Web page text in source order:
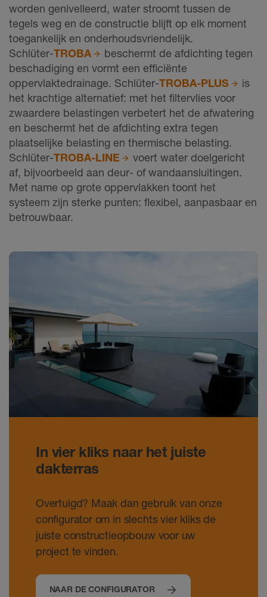
worden genivelleerd, water stroomt tussen de
tegels weg en de constructie blijft op elk moment
toegankelijk en onderhoudsvriendelijk.
Schlüter‑TROBA
beschermt de afdichting tegen
beschadiging en vormt een efficiënte
oppervlaktedrainage. Schlüter‑TROBA‑PLUS
is
het krachtige alternatief: met het filtervlies voor
zwaardere belastingen verbetert het de afwatering
en beschermt het de afdichting extra tegen
plaatselijke belasting en thermische belasting.
Schlüter‑TROBA‑LINE
voert water doelgericht
af, bijvoorbeeld aan deur- of wandaansluitingen.
Met name op grote oppervlakken toont het
systeem zijn sterke punten: flexibel, aanpasbaar en
betrouwbaar.
In vier kliks naar het juiste
dakterras
Overtuigd? Maak dan gebruik van onze
configurator om in slechts vier kliks de
juiste constructieopbouw voor uw
project te vinden.
NAAR DE CONFIGURATOR